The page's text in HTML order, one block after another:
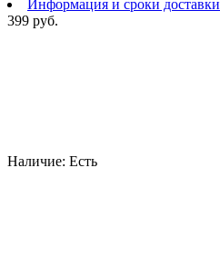
Информация и сроки доставки
399 руб.
Наличие: Есть